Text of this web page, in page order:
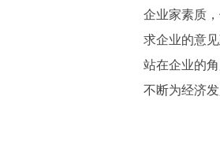
企业家素质
求企业的意
站在企业的
不断为经济